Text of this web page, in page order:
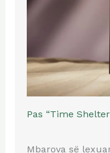
Pas “Time
Mbarova së